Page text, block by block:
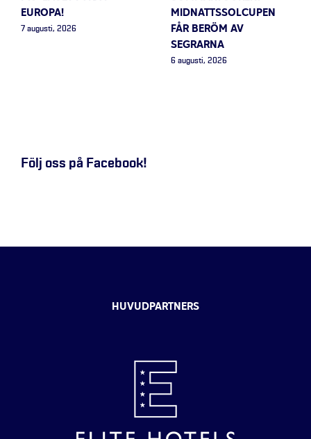
EUROPA!
7 augusti, 2026
MIDNATTSSOLCUPEN
FÅR BERÖM AV
SEGRARNA
6 augusti, 2026
Följ oss på Facebook!
HUVUDPARTNERS